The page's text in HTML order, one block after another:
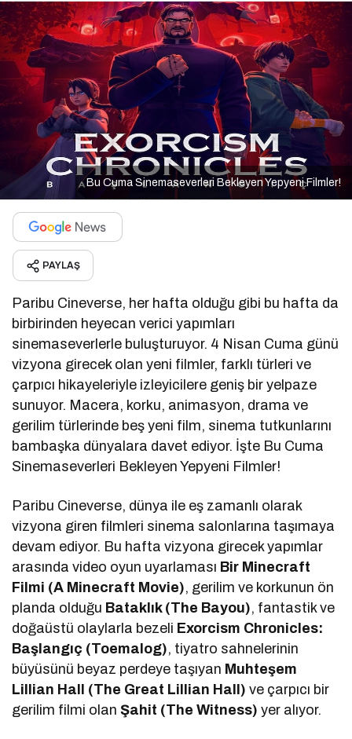
Bu Cuma Sinemaseverleri Bekleyen Yepyeni Filmler!
PAYLAŞ
Paribu Cineverse, her hafta olduğu gibi bu hafta da
birbirinden heyecan verici yapımları
sinemaseverlerle buluşturuyor. 4 Nisan Cuma günü
vizyona girecek olan yeni filmler, farklı türleri ve
çarpıcı hikayeleriyle izleyicilere geniş bir yelpaze
sunuyor. Macera, korku, animasyon, drama ve
gerilim türlerinde beş yeni film, sinema tutkunlarını
bambaşka dünyalara davet ediyor. İşte Bu Cuma
Sinemaseverleri Bekleyen Yepyeni Filmler!
Paribu Cineverse, dünya ile eş zamanlı olarak
vizyona giren filmleri sinema salonlarına taşımaya
devam ediyor. Bu hafta vizyona girecek yapımlar
arasında video oyun uyarlaması Bir Minecraft
Filmi (A Minecraft Movie), gerilim ve korkunun ön
planda olduğu Bataklık (The Bayou), fantastik ve
doğaüstü olaylarla bezeli Exorcism Chronicles:
Başlangıç (Toemalog), tiyatro sahnelerinin
büyüsünü beyaz perdeye taşıyan Muhteşem
Lillian Hall (The Great Lillian Hall) ve çarpıcı bir
gerilim filmi olanŞahit (The Witness) yer alıyor.